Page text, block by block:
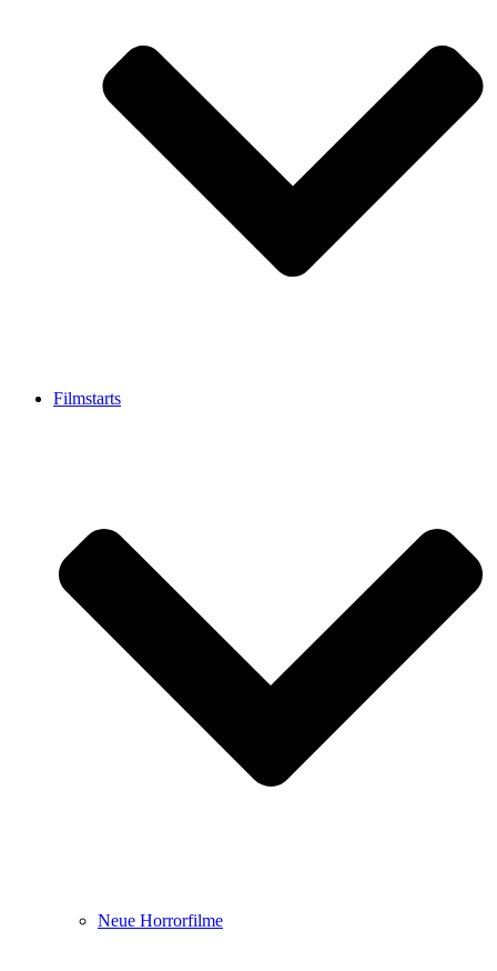
Filmstarts
Neue Horrorfilme